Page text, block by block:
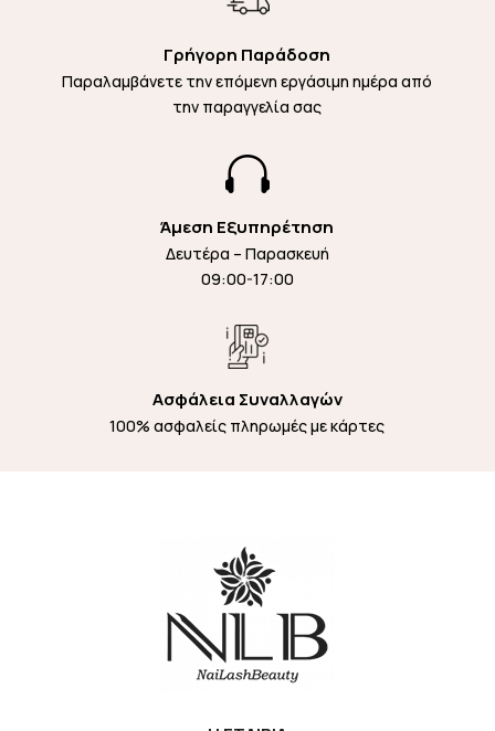
Γρήγορη Παράδοση
Παραλαμβάνετε την επόμενη εργάσιμη ημέρα από
την παραγγελία σας

Άμεση Εξυπηρέτηση
Δευτέρα – Παρασκευή
09:00-17:00
Ασφάλεια Συναλλαγών
100% ασφαλείς πληρωμές με κάρτες